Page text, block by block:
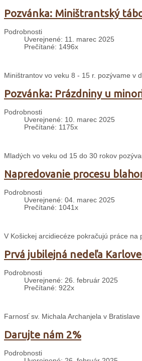
Pozvánka: Miništrantský
Podrobnosti
Uverejnené: 11. marec 2025
Prečítané: 1496x
Miništrantov vo veku 8 - 15 r. pozývame v
Pozvánka: Prázdniny u
Podrobnosti
Uverejnené: 10. marec 2025
Prečítané: 1175x
Mladých vo veku od 15 do 30 rokov
Napredovanie procesu
Podrobnosti
Uverejnené: 04. marec 2025
Prečítané: 1041x
V Košickej arcidiecéze pokračujú práce
Prvá jubilejná nedeľa
Podrobnosti
Uverejnené: 26. február 2025
Prečítané: 922x
Farnosť sv. Michala Archanjela v
Darujte nám 2%
Podrobnosti